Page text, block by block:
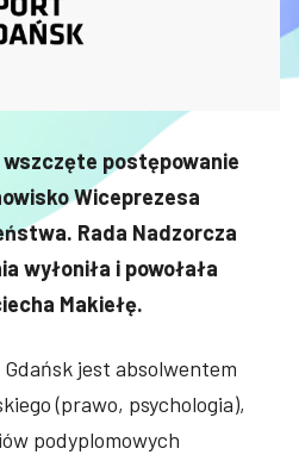
postępowanie
Wiceprezesa
Rada Nadzorcza
wyłoniła i powołała
Makiełę.
jest absolwentem
(prawo, psychologia),
podyplomowych